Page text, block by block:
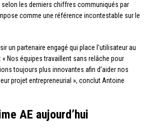
les derniers chiffres communiqués par
comme une référence incontestable sur le
un partenaire engagé qui place l’utilisateur au
Nos équipes travaillent sans relâche pour
toujours plus innovantes afin d’aider nos
projet entrepreneurial », conclut Antoine
AE aujourd’hui